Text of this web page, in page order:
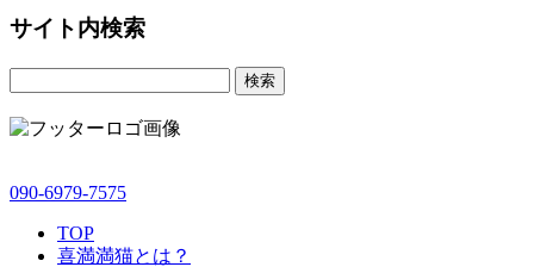
サイト内検索
検索
090-6979-7575
TOP
喜満満猫とは？